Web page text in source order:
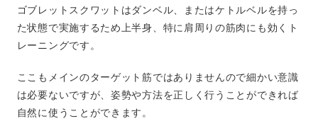
ゴブレットスクワットはダンベル、またはケトルベルを持っ
た状態で実施するため上半身、特に肩周りの筋肉にも効くト
レーニングです。
ここもメインのターゲット筋ではありませんので細かい意識
は必要ないですが、姿勢や方法を正しく行うことができれば
自然に使うことができます。